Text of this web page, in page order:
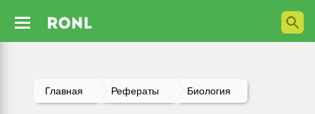
Главная Рефераты Биология